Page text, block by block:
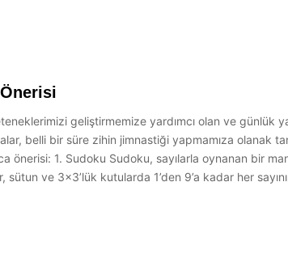
geliştirmemize yardımcı olan ve günlük
belli bir süre zihin jimnastiği yapmamıza olanak
1. Sudoku Sudoku, sayılarla oynanan bir
ve 3×3’lük kutularda 1’den 9’a kadar her